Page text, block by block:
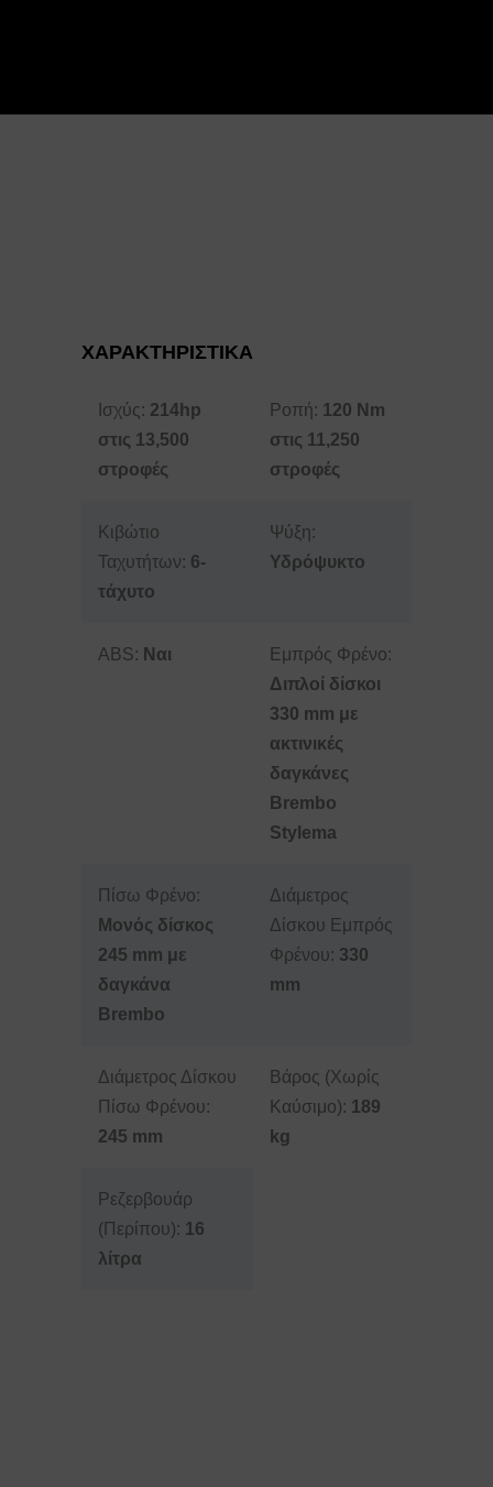
ΧΑΡΑΚΤΗΡΙΣΤΙΚΑ
Ισχύς: 214hp
στις 13,500
στροφές
Ροπή: 120 Nm
στις 11,250
στροφές
Κιβώτιο
Ταχυτήτων: 6-
τάχυτο
Ψύξη:
Υδρόψυκτο
ABS: Ναι
Εμπρός Φρένο:
Διπλοί δίσκοι
330 mm με
ακτινικές
δαγκάνες
Brembo
Stylema
Πίσω Φρένο:
Μονός δίσκος
245 mm με
δαγκάνα
Brembo
Διάμετρος
Δίσκου Εμπρός
Φρένου: 330
mm
Διάμετρος Δίσκου
Πίσω Φρένου:
245 mm
Βάρος (Χωρίς
Καύσιμο): 189
kg
Ρεζερβουάρ
(Περίπου): 16
λίτρα